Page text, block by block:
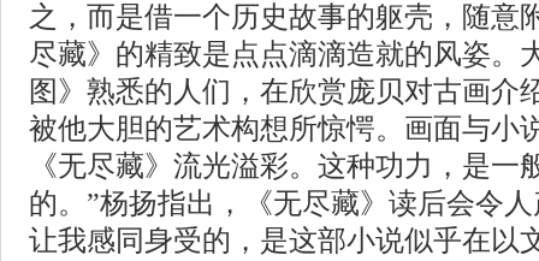
之，而是借一个历史故事的躯壳，随意
尽藏》的精致是点点滴滴造就的风姿。
图》熟悉的人们，在欣赏庞贝对古画介
被他大胆的艺术构想所惊愕。画面与小
《无尽藏》流光溢彩。这种功力，是一
的。”杨扬指出，《无尽藏》读后会令
让我感同身受的，是这部小说似乎在以